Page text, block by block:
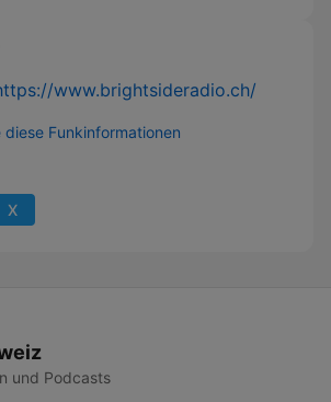
www.brightsideradio.ch/
diese Funkinformationen
X
und Podcasts